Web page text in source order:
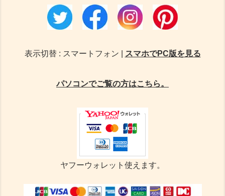
表示切替 : スマートフォン | スマホでPC版を見る
パソコンでご覧の方はこちら。
ヤフーウォレット使えます。